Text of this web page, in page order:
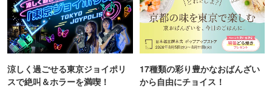
涼しく過ごせる東京ジョイポリ
スで絶叫＆ホラーを満喫！
17種類の彩り豊かなおばんざい
から自由にチョイス！